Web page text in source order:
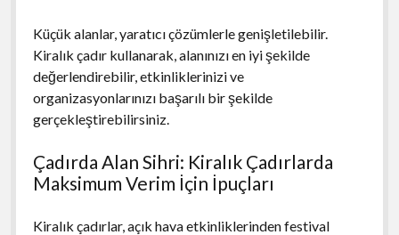
Küçük alanlar, yaratıcı çözümlerle genişletilebilir.
Kiralık çadır kullanarak, alanınızı en iyi şekilde
değerlendirebilir, etkinliklerinizi ve
organizasyonlarınızı başarılı bir şekilde
gerçekleştirebilirsiniz.
Çadırda Alan Sihri: Kiralık Çadırlarda
Maksimum Verim İçin İpuçları
Kiralık çadırlar, açık hava etkinliklerinden festival